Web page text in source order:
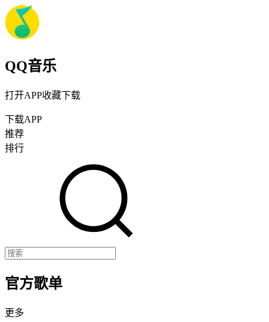
QQ音乐
打开APP收藏下载
下载APP
推荐
排行
官方歌单
更多